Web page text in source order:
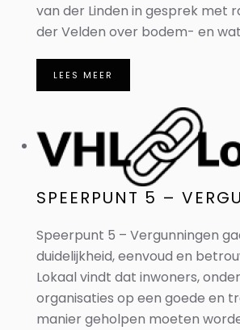
van der Linden in gesprek met
der Velden over bodem- en
LEES MEER
SPEERPUNT 5 –
Speerpunt 5 – Vergunningen
duidelijkheid, eenvoud en
Lokaal vindt dat inwoners,
organisaties op een goede en
manier geholpen moeten